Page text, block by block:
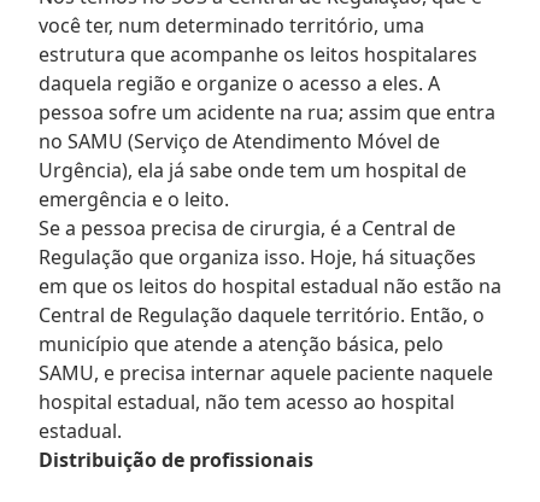
você ter, num determinado território, uma
estrutura que acompanhe os leitos hospitalares
daquela região e organize o acesso a eles. A
pessoa sofre um acidente na rua; assim que entra
no SAMU (Serviço de Atendimento Móvel de
Urgência), ela já sabe onde tem um hospital de
emergência e o leito.
Se a pessoa precisa de cirurgia, é a Central de
Regulação que organiza isso. Hoje, há situações
em que os leitos do hospital estadual não estão na
Central de Regulação daquele território. Então, o
município que atende a atenção básica, pelo
SAMU, e precisa internar aquele paciente naquele
hospital estadual, não tem acesso ao hospital
estadual.
Distribuição de profissionais